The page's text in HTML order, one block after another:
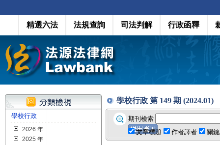
精選六法 法規查詢 司法判解 行政函釋
學校行政
2026 年
2025 年
學校行政 第 149 期 (2024.01)
期刊檢索
文章標題
作者譯者 關